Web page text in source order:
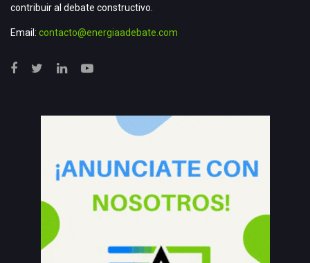
contribuir al debate constructivo.
Email: contacto@energiaadebate.com